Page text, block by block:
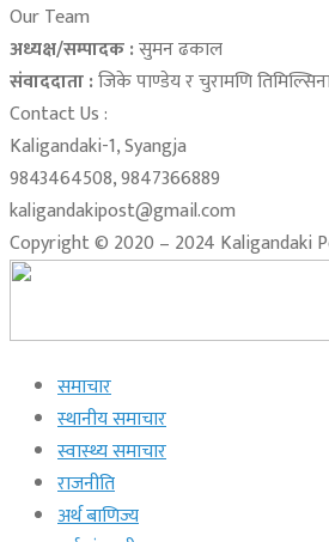
Our Team
अध्यक्ष/सम्पादक :सुमन ढकाल
संवाददाता :जिके पाण्डेय र चुरामणि
Contact Us :
Kaligandaki-1, Syangja
9843464508, 9847366889
kaligandakipost@gmail.com
Copyright © 2020 – 2024 Kaligandaki
समाचार
स्थानीय समाचार
स्वास्थ्य समाचार
राजनीति
अर्थ बाणिज्य